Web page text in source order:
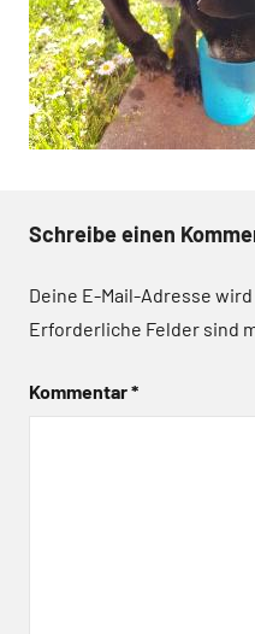
Schreibe einen
Deine E-Mail-Adresse
Erforderliche Felder sind
Kommentar*